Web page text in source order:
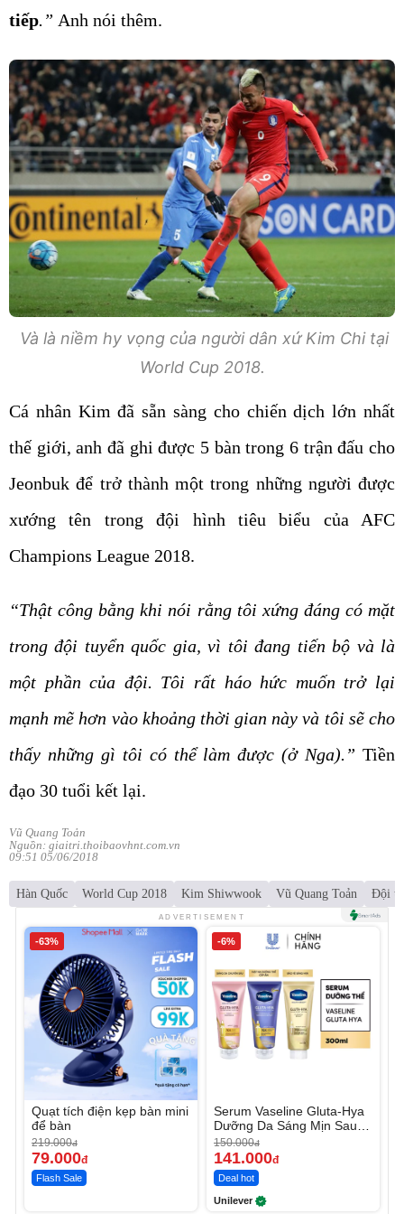
tiếp.” Anh nói thêm.
Và là niềm hy vọng của người dân xứ Kim Chi tại
World Cup 2018.
Cá nhân Kim đã sẵn sàng cho chiến dịch lớn nhất
thế giới, anh đã ghi được 5 bàn trong 6 trận đấu cho
Jeonbuk để trở thành một trong những người được
xướng tên trong đội hình tiêu biểu của AFC
Champions League 2018.
“Thật công bằng khi nói rằng tôi xứng đáng có mặt
trong đội tuyển quốc gia, vì tôi đang tiến bộ và là
một phần của đội. Tôi rất háo hức muốn trở lại
mạnh mẽ hơn vào khoảng thời gian này và tôi sẽ cho
thấy những gì tôi có thể làm được (ở Nga).” Tiền
đạo 30 tuổi kết lại.
Vũ Quang Toản
Nguồn: giaitri.thoibaovhnt.com.vn
09:51 05/06/2018
Hàn Quốc World Cup 2018 Kim Shiwwook Vũ Quang Toản Đội
ADVERTISEMENT
-63%
Quạt tích điện kẹp bàn mini
để bàn
219.000đ
79.000đ
Flash Sale
-6%
Serum Vaseline Gluta-Hya
Dưỡng Da Sáng Mịn Sau 7
Ngày
150.000đ
141.000đ
Deal hot
Unilever